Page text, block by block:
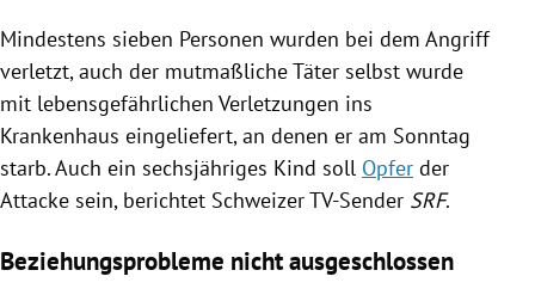
Mindestens sieben Personen wurden bei dem Angriff
verletzt, auch der mutmaßliche Täter selbst wurde
mit lebensgefährlichen Verletzungen ins
Krankenhaus eingeliefert, an denen er am Sonntag
starb. Auch ein sechsjähriges Kind soll Opfer der
Attacke sein, berichtet Schweizer TV-Sender SRF.
Beziehungsprobleme nicht ausgeschlossen